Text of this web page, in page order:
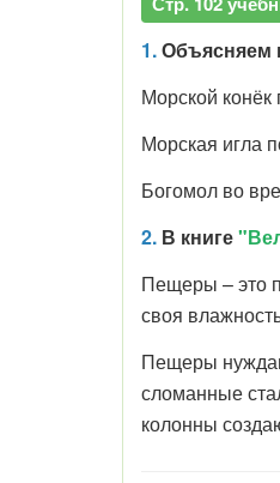
1.Объясняем
Морской конёк
Морская игла
Богомол во
2. В книге
Пещеры – это
своя
Пещеры
сломанные
колонны